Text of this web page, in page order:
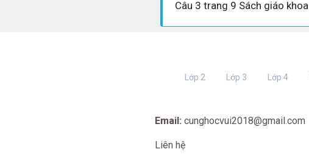
Lớp 2 Lớp 3 Lớp 4
Email: cunghocvui2018@gmail.com
Liên hệ